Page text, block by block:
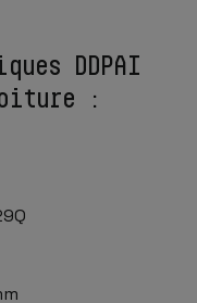
DDPAI
: